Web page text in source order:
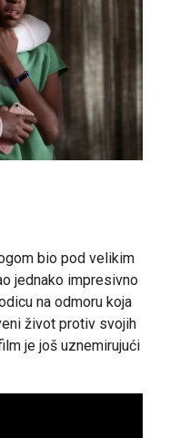
bio pod velikim
jednako impresivno
na odmoru koja
život protiv svojih
je još uznemirujući